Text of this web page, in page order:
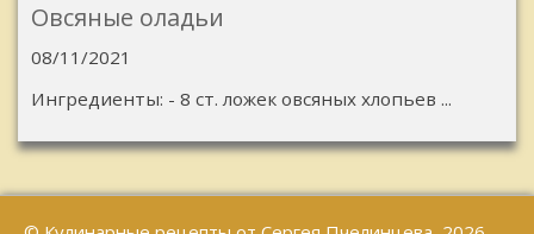
Овсяные оладьи
08/11/2021
Ингредиенты: - 8 ст. ложек овсяных хлопьев ...